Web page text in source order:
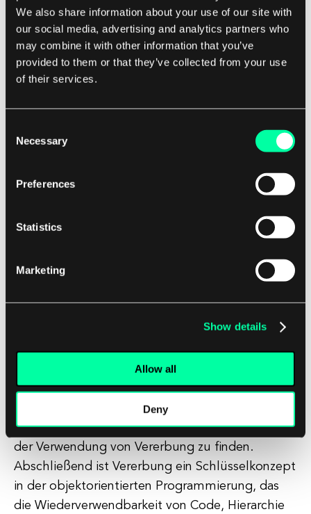
We also share information about your use of our site with
our social media, advertising and analytics partners who
may combine it with other information that you’ve
provided to them or that they’ve collected from your use
of their services.
Selection
Necessary
Preferences
Statistics
Marketing
Show details
Allow all
Deny
einschließlich der einfachen Vererbung, bei der
eine Klasse nur von einer Elternklasse erbt, und
der Mehrfachvererbung, bei der eine Klasse von
mehreren Elternklassen erbt.
Kinderklassen dient, und hybride Vererbung, die
Vererbung
der objektorientierten Programmierung sein
Eine Überbeanspruchung der Vererbung kann zu
eng gekoppelten Klassen führen, was Ihren Code
weniger flexibel und schwerer wartbar macht.
Es ist wichtig, ein Gleichgewicht zwischen Code-
Wiederverwendbarkeit und Code-Wartbarkeit bei
der Verwendung von Vererbung zu finden.
Abschließend ist Vererbung ein Schlüsselkonzept
in der objektorientierten Programmierung, das
die Wiederverwendbarkeit von Code, Hierarchie